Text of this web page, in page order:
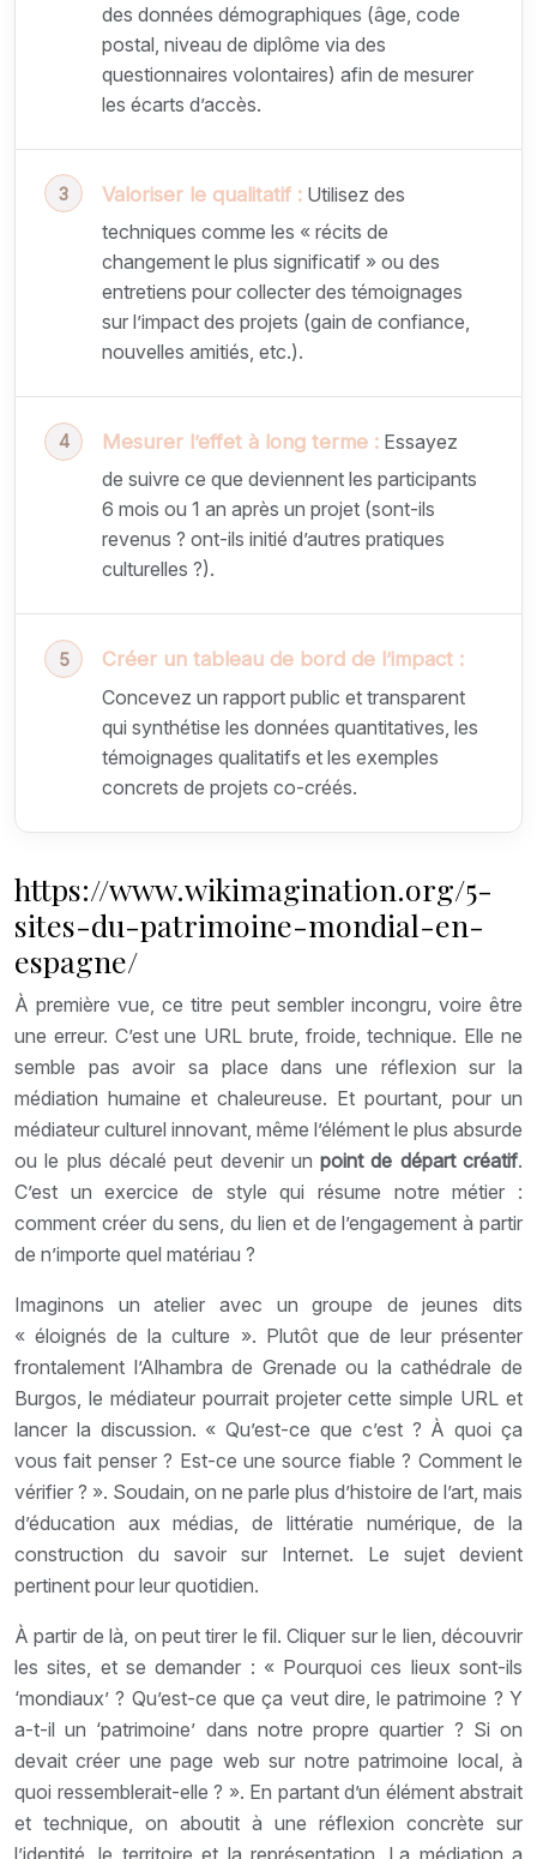
des données démographiques (âge, code
postal, niveau de diplôme via des
questionnaires volontaires) afin de mesurer
les écarts d’accès.
Valoriser le qualitatif : Utilisez des
techniques comme les « récits de
changement le plus significatif » ou des
entretiens pour collecter des témoignages
sur l’impact des projets (gain de confiance,
nouvelles amitiés, etc.).
Mesurer l’effet à long terme : Essayez
de suivre ce que deviennent les participants
6 mois ou 1 an après un projet (sont-ils
revenus ? ont-ils initié d’autres pratiques
culturelles ?).
Créer un tableau de bord de l’impact :
Concevez un rapport public et transparent
qui synthétise les données quantitatives, les
témoignages qualitatifs et les exemples
concrets de projets co-créés.
https://www.wikimagination.org/5-
sites-du-patrimoine-mondial-en-
espagne/
À première vue, ce titre peut sembler incongru, voire être
une erreur. C’est une URL brute, froide, technique. Elle ne
semble pas avoir sa place dans une réflexion sur la
médiation humaine et chaleureuse. Et pourtant, pour un
médiateur culturel innovant, même l’élément le plus absurde
ou le plus décalé peut devenir unpoint de départ créatif.
C’est un exercice de style qui résume notre métier :
comment créer du sens, du lien et de l’engagement à partir
de n’importe quel matériau ?
Imaginons un atelier avec un groupe de jeunes dits
« éloignés de la culture ». Plutôt que de leur présenter
frontalement l’Alhambra de Grenade ou la cathédrale de
Burgos, le médiateur pourrait projeter cette simple URL et
lancer la discussion. « Qu’est-ce que c’est ? À quoi ça
vous fait penser ? Est-ce une source fiable ? Comment le
vérifier ? ». Soudain, on ne parle plus d’histoire de l’art, mais
d’éducation aux médias, de littératie numérique, de la
construction du savoir sur Internet. Le sujet devient
pertinent pour leur quotidien.
À partir de là, on peut tirer le fil. Cliquer sur le lien, découvrir
les sites, et se demander : « Pourquoi ces lieux sont-ils
‘mondiaux’ ? Qu’est-ce que ça veut dire, le patrimoine ? Y
a-t-il un ‘patrimoine’ dans notre propre quartier ? Si on
devait créer une page web sur notre patrimoine local, à
quoi ressemblerait-elle ? ». En partant d’un élément abstrait
et technique, on aboutit à une réflexion concrète sur
l’identité, le territoire et la représentation. La médiation a